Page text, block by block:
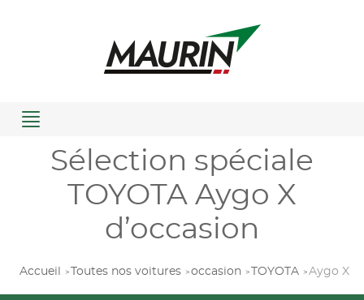
Menu
Sélection spéciale
TOYOTA Aygo X
d’occasion
Accueil Toutes nos voitures occasion TOYOTA Aygo X